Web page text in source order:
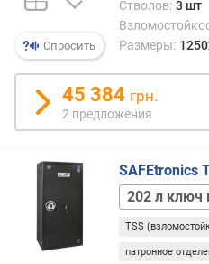
о
ъ
е
(
л
а
с
Спросить
механика
301 л
301 л
ключ
код
301 л
ключ
механика
301 л
код
Стволов: 3 шт
Размеры:
45 384 грн.
2 предложения
SAFEtronics
202 л
ключ
202 л
ключ
TSS
патронное